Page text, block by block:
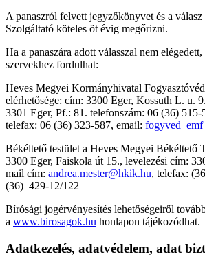
A panaszról felvett jegyzőkönyvet és a válasz
Szolgáltató köteles öt évig megőrizni.
Ha a panaszára adott válasszal nem
szervekhez fordulhat:
Heves Megyei Kormányhivatal
elérhetősége: cím: 3300 Eger, Kossuth L. u.
3301 Eger, Pf.: 81. telefonszám: 06 (36)
telefax: 06 (36) 323-587, email:
Békéltető testület a Heves Megyei Békéltető
3300 Eger, Faiskola út 15., levelezési cím:
mail cím: andrea.mester@hkik.hu, telefax:
(36) 429-12/122
Bírósági jogérvényesítés lehetőségeiről
a www.birosagok.hu honlapon tájékozódhat.
Adatkezelés, adatvédelem, adat